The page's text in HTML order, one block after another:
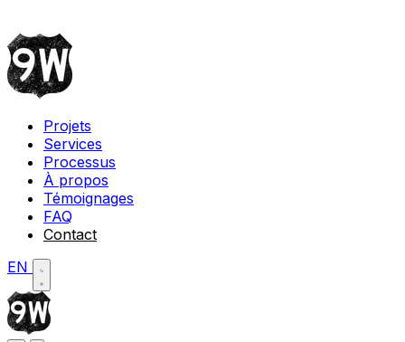
Projets
Services
Processus
À propos
Témoignages
FAQ
Contact
EN